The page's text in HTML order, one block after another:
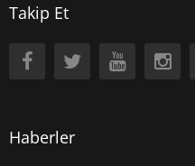
Takip Et
Haberler